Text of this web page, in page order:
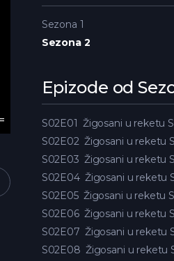
Sezona 1
Sezona 2
Epizode od
S02E01
S02E02
S02E03
S02E04
S02E05
S02E06
S02E07
S02E08